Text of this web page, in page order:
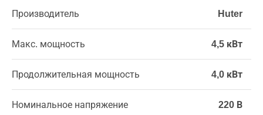
Производитель Huter
Макс. мощность 4,5 кВт
Продолжительная мощность 4,0 кВт
Номинальное напряжение 220 В